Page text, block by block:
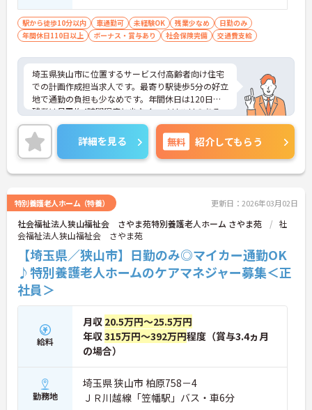
駅から徒歩10分以内 車通勤可 未経験OK 残業少なめ
日勤のみ
年間休日110日以上
ボーナス・賞与あり 社会保険完備 交通費支給
埼玉県狭山市に位置するサービス付高齢者向け住宅
での計画作成担当求人です。最寄り駅徒歩5分の好立
地で通勤の負担も少なめです。年間休日は120日、
残業は月平均4時間程度と少なく、メリハリのある
勤務が可能です。ご興味のある方には、面接対策ポ
イントなど、さらに詳細をお話しいたしますのでお
気軽にご相談ください！
詳細を見る 無料 紹介してもらう
特別養護老人ホーム（特養） 更新日：2026年03月02日
社会福祉法人狭山福祉会 さやま苑特別養護老人ホーム さやま苑
社
会福祉法人狭山福祉会 さやま苑
【埼玉県／狭山市】日勤のみ◎マイカー通勤OK
♪特別養護老人ホームのケアマネジャー募集＜正
社員＞
給料
月収 20.5万円～25.5万円
年収315万円～392万円程度（賞与3.4ヵ月
の場合）
勤務地
埼玉県 狭山市 柏原758－4
ＪＲ川越線「笠幡駅」バス・車6分